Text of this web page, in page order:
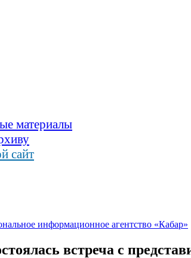
материалы
сайт
встреча с